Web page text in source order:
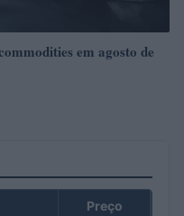
em agosto de
Preço